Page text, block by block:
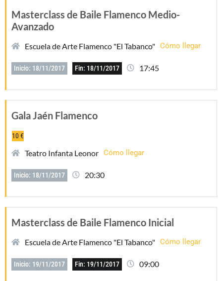
Masterclass de Baile Flamenco Medio-
Avanzado
Escuela de Arte Flamenco "El Tabanco" Cómo llegar
Inicio: 18/11/2017 Fin: 18/11/2017 17:45
Gala Jaén Flamenco
10 €
Teatro Infanta Leonor Cómo llegar
Inicio: 18/11/2017 20:30
Masterclass de Baile Flamenco Inicial
Escuela de Arte Flamenco "El Tabanco" Cómo llegar
Inicio: 19/11/2017 Fin: 19/11/2017 09:00